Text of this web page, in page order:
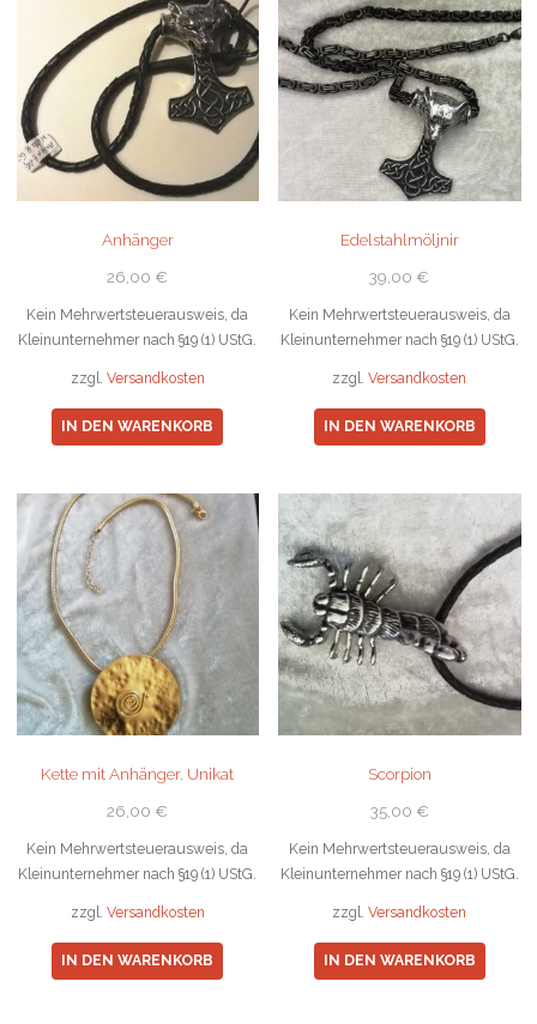
Anhänger
26,00 €
Kein Mehrwertsteuerausweis, da
Kleinunternehmer nach §19 (1) UStG.
zzgl. Versandkosten
IN DEN WARENKORB
Edelstahlmöljnir
39,00 €
Kein Mehrwertsteuerausweis, da
Kleinunternehmer nach §19 (1) UStG.
zzgl.Versandkosten
IN DEN WARENKORB
Kette mit Anhänger. Unikat
26,00 €
Kein Mehrwertsteuerausweis, da
Kleinunternehmer nach §19 (1) UStG.
zzgl. Versandkosten
IN DEN WARENKORB
Scorpion
35,00 €
Kein Mehrwertsteuerausweis, da
Kleinunternehmer nach §19 (1) UStG.
zzgl.Versandkosten
IN DEN WARENKORB